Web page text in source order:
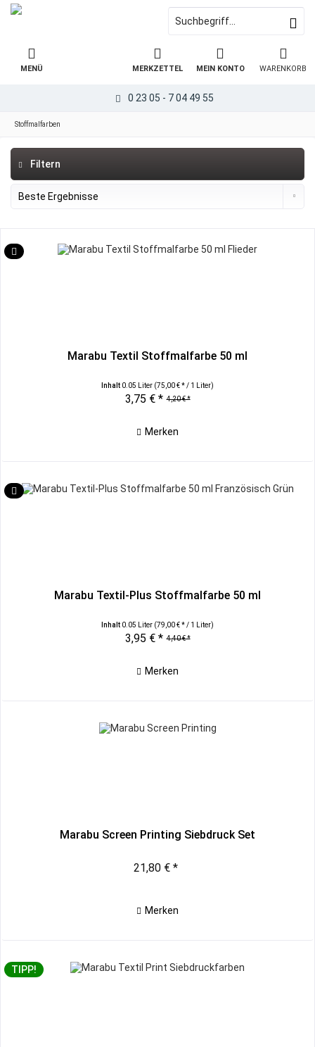
0 23 05 - 7 04 49 55
WARENKORB
MERKZETTEL MEIN KONTO
MENÜ
Stoffmalfarben
Filtern
Marabu Textil Stoffmalfarbe 50 ml
Inhalt 0.05 Liter (75,00 € * / 1 Liter)
4,20 € *
3,75 € *
Merken
Marabu Textil-Plus Stoffmalfarbe 50 ml
Inhalt 0.05 Liter (79,00 € * / 1 Liter)
4,40 € *
3,95 € *
Merken
Marabu Screen Printing Siebdruck Set
21,80 € *
Merken
TIPP!